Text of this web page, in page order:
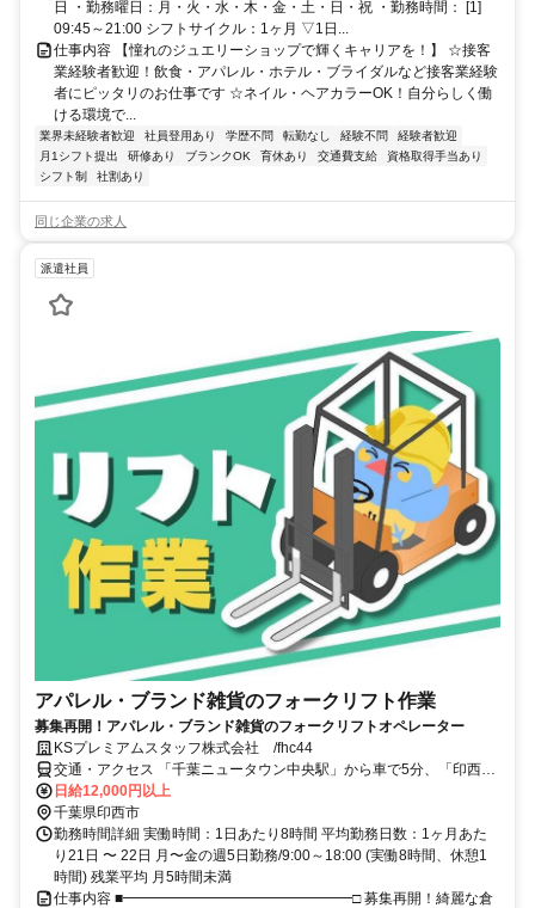
日 ・勤務曜日：月・火・水・木・金・土・日・祝 ・勤務時間： [1]
09:45～21:00 シフトサイクル：1ヶ月 ▽1日...
仕事内容 【憧れのジュエリーショップで輝くキャリアを！】 ☆接客
業経験者歓迎！飲食・アパレル・ホテル・ブライダルなど接客業経験
者にピッタリのお仕事です ☆ネイル・ヘアカラーOK！自分らしく働
ける環境で...
業界未経験者歓迎 社員登用あり 学歴不問 転勤なし 経験不問
経験者歓迎
月1シフト提出
研修あり ブランクOK 育休あり 交通費支給
資格取得手当あり
シフト制
社割あり
同じ企業の求人
派遣社員
アパレル・ブランド雑貨のフォークリフト作業
募集再開！アパレル・ブランド雑貨のフォークリフトオペレーター
KSプレミアムスタッフ株式会社 /fhc44
交通・アクセス 「千葉ニュータウン中央駅」から車で5分、「印西牧
の原駅」から車で8分
日給12,000円以上
千葉県印西市
勤務時間詳細 実働時間：1日あたり8時間 平均勤務日数：1ヶ月あた
り21日 〜 22日 月〜金の週5日勤務/9:00～18:00 (実働8時間、休憩1
時間) 残業平均 月5時間未満
仕事内容 ■━━━━━━━━━━━━━━━━□ 募集再開！綺麗な倉